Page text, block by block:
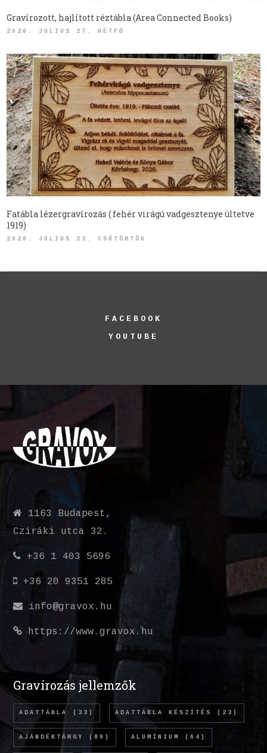
Gravírozott, hajlított réztábla (Area Connected Books)
2026. JÚLIUS 27. HÉTFŐ
Fatábla lézergravírozás ( fehér virágú vadgesztenye ültetve
1919)
2026. JÚLIUS 23. CSÜTÖRTÖK
FACEBOOK
YOUTUBE
1163 Budapest,
Cziráki utca 32.
+36 1 403 5696
+36 20 9351 285
info@gravox.hu
https://www.gravox.hu
Gravírozás jellemzők
ADATTÁBLA (33) ADATTÁBLA KÉSZÍTÉS (23)
AJÁNDÉKTÁRGY (89) ALUMÍNIUM (64)